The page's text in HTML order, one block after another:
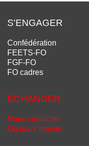
S'ENGAGER
Confédération
FEETS-FO
FGF-FO
FO cadres
ÉCHANGER
Nous contacter
Où nous trouver